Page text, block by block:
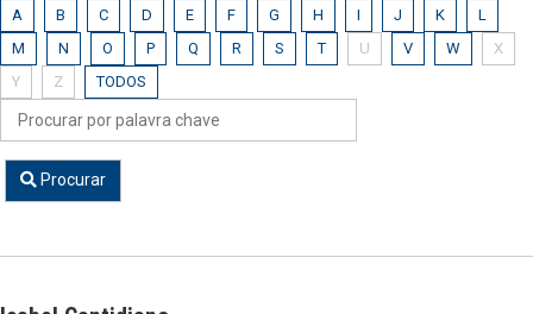
A B C D E F G H I J K
L
M
N O P Q R S T U V W
X
Y
Z TODOS
Procurar